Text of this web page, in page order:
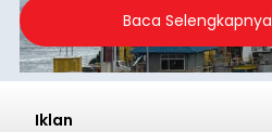
Baca Selengkapnya
Iklan